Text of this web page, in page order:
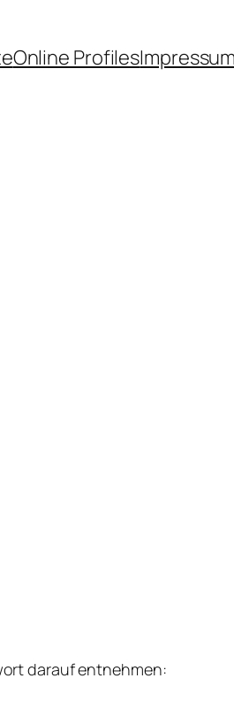
Online ProfilesImpressum
darauf entnehmen: